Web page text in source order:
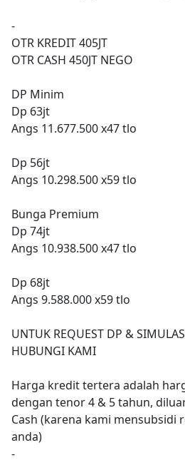
-
OTR KREDIT 405JT
OTR CASH 450JT NEGO
DP Minim
Dp 63jt
Angs 11.677.500 x47 tlo
Dp 56jt
Angs 10.298.500 x59 tlo
Bunga Premium
Dp 74jt
Angs 10.938.500 x47 tlo
Dp 68jt
Angs 9.588.000 x59 tlo
UNTUK REQUEST DP &
HUBUNGI KAMI
Harga kredit tertera adalah
dengan tenor 4 & 5 tahun,
Cash (karena kami mensubsidi
anda)
-